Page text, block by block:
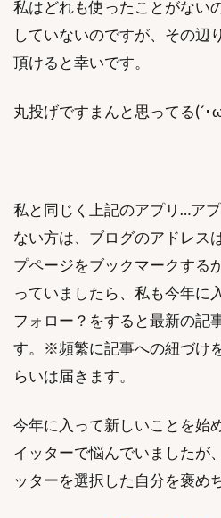
私はどれも使ったことがない
していないのですが、その辺
頂けると幸いです。
丸投げですまんと思ってる(´･
私と同じく上記のアプリ…ア
ない方は、ブログのアドレス
プページをブックマークする
っていましたら、私も今年に
フォロー？をすると最新の記
す。※頻繁に記事への紐づけ
らいは届きます。
今年に入って新しいことを始
イッターで悩んでいましたが
ッターを選択した自分を褒め